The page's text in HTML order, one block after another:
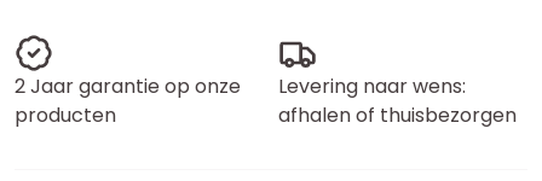
2 Jaar garantie op onze
producten
Levering naar wens:
afhalen of thuisbezorgen